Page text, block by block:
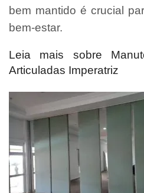
bem mantido é crucial
bem-estar.
Leia mais sobre
Articuladas Imperatriz